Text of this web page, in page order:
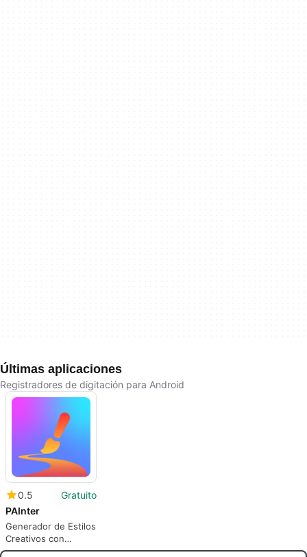
Últimas aplicaciones
Registradores de digitación para Android
0.5
Gratuito
PAInter
Generador de Estilos
Creativos con
PAInter